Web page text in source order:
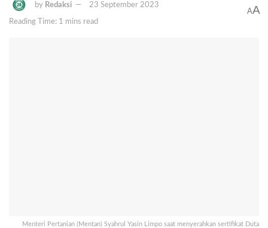
by Redaksi 23 September 2023
Reading Time: 1 mins read
AA
Menteri Pertanian (Mentan) Syahrul Yasin Limpo saat menyerahkan sertifikat Duta